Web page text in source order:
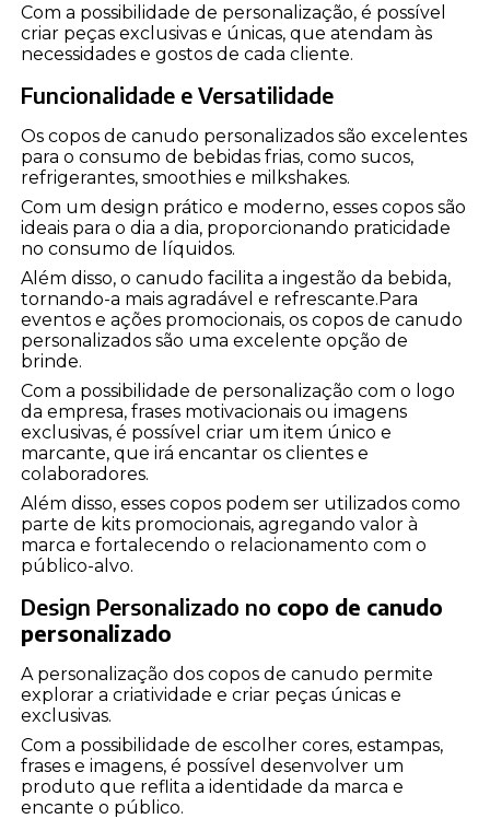
Com a possibilidade de personalização, é possível
criar peças exclusivas e únicas, que atendam às
necessidades e gostos de cada cliente.
Funcionalidade e Versatilidade
Os copos de canudo personalizados são excelentes
para o consumo de bebidas frias, como sucos,
refrigerantes, smoothies e milkshakes.
Com um design prático e moderno, esses copos são
ideais para o dia a dia, proporcionando praticidade
no consumo de líquidos.
Além disso, o canudo facilita a ingestão da bebida,
tornando-a mais agradável e refrescante.Para
eventos e ações promocionais, os copos de canudo
personalizados são uma excelente opção de
brinde.
Com a possibilidade de personalização com o logo
da empresa, frases motivacionais ou imagens
exclusivas, é possível criar um item único e
marcante, que irá encantar os clientes e
colaboradores.
Além disso, esses copos podem ser utilizados como
parte de kits promocionais, agregando valor à
marca e fortalecendo o relacionamento com o
público-alvo.
Design Personalizado no copo de canudo
personalizado
A personalização dos copos de canudo permite
explorar a criatividade e criar peças únicas e
exclusivas.
Com a possibilidade de escolher cores, estampas,
frases e imagens, é possível desenvolver um
produto que reflita a identidade da marca e
encante o público.